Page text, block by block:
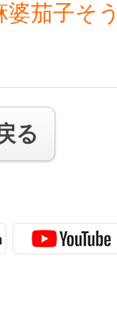
婆茄子そ
る